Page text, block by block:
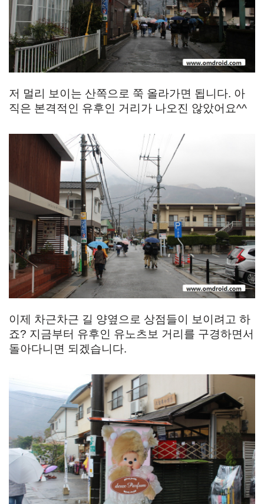
저 멀리 보이는 산쪽으로 쭉 올라가면 됩니다. 아
직은 본격적인 유후인 거리가 나오진 않았어요^^
이제 차근차근 길 양옆으로 상점들이 보이려고 하
죠? 지금부터 유후인 유노츠보 거리를 구경하면서
돌아다니면 되겠습니다.